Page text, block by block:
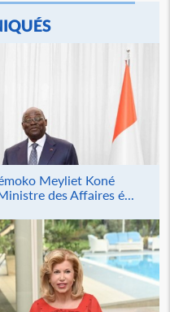
Meyliet Koné
des Affaires é...